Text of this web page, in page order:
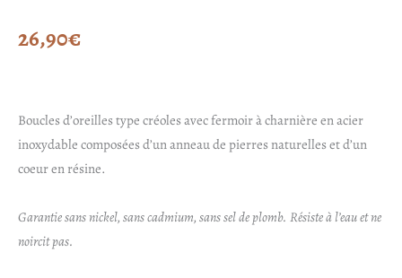
26,90€
Boucles d’oreilles type créoles avec fermoir à charnière en acier
inoxydable composées d’un anneau de pierres naturelles et d’un
coeur en résine.
Garantie sans nickel, sans cadmium, sans sel de plomb. Résiste à l’eau et ne
noircit pas.